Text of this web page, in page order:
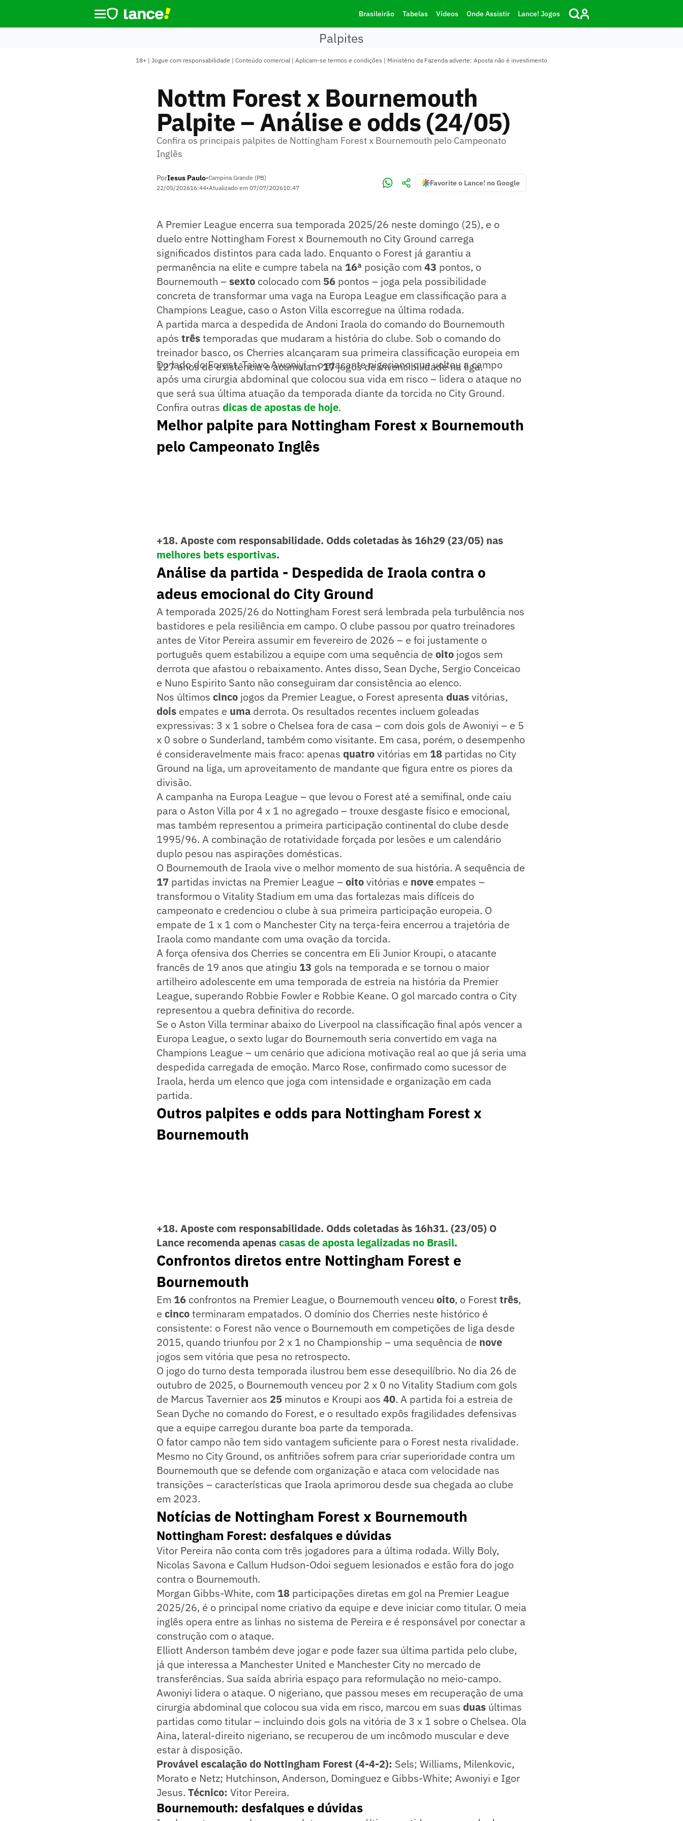
Brasileirão Tabelas Vídeos Onde Assistir Lance! Jogos
Palpites
18+ | Jogue com responsabilidade | Conteúdo comercial | Aplicam-se termos e condições | Ministério da Fazenda adverte: Aposta não é investimento
Nottm Forest x Bournemouth
Palpite – Análise e odds (24/05)
Confira os principais palpites de Nottingham Forest x Bournemouth pelo Campeonato
Inglês
PorIesus Paulo•Campina Grande (PB)
22/05/202616:44•Atualizado em 07/07/202610:47
Favorite o Lance! no Google
A Premier League encerra sua temporada 2025/26 neste domingo (25), e o
duelo entre Nottingham Forest x Bournemouth no City Ground carrega
significados distintos para cada lado. Enquanto o Forest já garantiu a
permanência na elite e cumpre tabela na 16ª posição com 43 pontos, o
Bournemouth – sexto colocado com 56 pontos – joga pela possibilidade
concreta de transformar uma vaga na Europa League em classificação para a
Champions League, caso o Aston Villa escorregue na última rodada.
A partida marca a despedida de Andoni Iraola do comando do Bournemouth
após trêstemporadas que mudaram a história do clube. Sob o comando do
treinador basco, os Cherries alcançaram sua primeira classificação europeia em
127 anos de existência e acumulam17jogos de invencibilidade na liga.
Do lado do Forest, Taiwo Awoniyi – o atacante nigeriano que voltou a campo
após uma cirurgia abdominal que colocou sua vida em risco – lidera o ataque no
que será sua última atuação da temporada diante da torcida no City Ground.
Confira outras dicas de apostas de hoje.
Melhor palpite para Nottingham Forest x Bournemouth
pelo Campeonato Inglês
+18. Aposte com responsabilidade. Odds coletadas às 16h29 (23/05) nas
melhores bets esportivas.
Análise da partida - Despedida de Iraola contra o
adeus emocional do City Ground
A temporada 2025/26 do Nottingham Forest será lembrada pela turbulência nos
bastidores e pela resiliência em campo. O clube passou por quatro treinadores
antes de Vitor Pereira assumir em fevereiro de 2026 – e foi justamente o
português quem estabilizou a equipe com uma sequência de oito jogos sem
derrota que afastou o rebaixamento. Antes disso, Sean Dyche, Sergio Conceicao
e Nuno Espirito Santo não conseguiram dar consistência ao elenco.
Nos últimos cinco jogos da Premier League, o Forest apresenta duasvitórias,
dois empates e uma derrota. Os resultados recentes incluem goleadas
expressivas: 3 x 1 sobre o Chelsea fora de casa – com dois gols de Awoniyi – e 5
x 0 sobre o Sunderland, também como visitante. Em casa, porém, o desempenho
é consideravelmente mais fraco: apenas quatrovitórias em 18 partidas no City
Ground na liga, um aproveitamento de mandante que figura entre os piores da
divisão.
A campanha na Europa League – que levou o Forest até a semifinal, onde caiu
para o Aston Villa por 4 x 1 no agregado – trouxe desgaste físico e emocional,
mas também representou a primeira participação continental do clube desde
1995/96. A combinação de rotatividade forçada por lesões e um calendário
duplo pesou nas aspirações domésticas.
O Bournemouth de Iraola vive o melhor momento de sua história. A sequência de
17 partidas invictas na Premier League – oitovitórias e nove empates –
transformou o Vitality Stadium em uma das fortalezas mais difíceis do
campeonato e credenciou o clube à sua primeira participação europeia. O
empate de 1 x 1 com o Manchester City na terça-feira encerrou a trajetória de
Iraola como mandante com uma ovação da torcida.
A força ofensiva dos Cherries se concentra em Eli Junior Kroupi, o atacante
francês de 19 anos que atingiu 13 gols na temporada e se tornou o maior
artilheiro adolescente em uma temporada de estreia na história da Premier
League, superando Robbie Fowler e Robbie Keane. O gol marcado contra o City
representou a quebra definitiva do recorde.
Se o Aston Villa terminar abaixo do Liverpool na classificação final após vencer a
Europa League, o sexto lugar do Bournemouth seria convertido em vaga na
Champions League – um cenário que adiciona motivação real ao que já seria uma
despedida carregada de emoção. Marco Rose, confirmado como sucessor de
Iraola, herda um elenco que joga com intensidade e organização em cada
partida.
Outros palpites e odds para Nottingham Forest x
Bournemouth
+18. Aposte com responsabilidade. Odds coletadas às 16h31. (23/05) O
Lance recomenda apenascasas de aposta legalizadas no Brasil.
Confrontos diretos entre Nottingham Forest e
Bournemouth
Em 16 confrontos na Premier League, o Bournemouth venceu oito, o Foresttrês,
e cincoterminaram empatados. O domínio dos Cherries neste histórico é
consistente: o Forest não vence o Bournemouth em competições de liga desde
2015, quando triunfou por 2 x 1 no Championship – uma sequência de nove
jogos sem vitória que pesa no retrospecto.
O jogo do turno desta temporada ilustrou bem esse desequilíbrio. No dia 26 de
outubro de 2025, o Bournemouth venceu por 2 x 0 no Vitality Stadium com gols
de Marcus Tavernier aos 25 minutos e Kroupi aos 40. A partida foi a estreia de
Sean Dyche no comando do Forest, e o resultado expôs fragilidades defensivas
que a equipe carregou durante boa parte da temporada.
O fator campo não tem sido vantagem suficiente para o Forest nesta rivalidade.
Mesmo no City Ground, os anfitriões sofrem para criar superioridade contra um
Bournemouth que se defende com organização e ataca com velocidade nas
transições – características que Iraola aprimorou desde sua chegada ao clube
em 2023.
Notícias de Nottingham Forest x Bournemouth
Nottingham Forest: desfalques e dúvidas
Vitor Pereira não conta com três jogadores para a última rodada. Willy Boly,
Nicolas Savona e Callum Hudson-Odoi seguem lesionados e estão fora do jogo
contra o Bournemouth.
Morgan Gibbs-White, com 18 participações diretas em gol na Premier League
2025/26, é o principal nome criativo da equipe e deve iniciar como titular. O meia
inglês opera entre as linhas no sistema de Pereira e é responsável por conectar a
construção com o ataque.
Elliott Anderson também deve jogar e pode fazer sua última partida pelo clube,
já que interessa a Manchester United e Manchester City no mercado de
transferências. Sua saída abriria espaço para reformulação no meio-campo.
Awoniyi lidera o ataque. O nigeriano, que passou meses em recuperação de uma
cirurgia abdominal que colocou sua vida em risco, marcou em suas duas últimas
partidas como titular – incluindo dois gols na vitória de 3 x 1 sobre o Chelsea. Ola
Aina, lateral-direito nigeriano, se recuperou de um incômodo muscular e deve
estar à disposição.
Provável escalação do Nottingham Forest (4-4-2): Sels; Williams, Milenkovic,
Morato e Netz; Hutchinson, Anderson, Dominguez e Gibbs-White; Awoniyi e Igor
Jesus. Técnico: Vitor Pereira.
Bournemouth: desfalques e dúvidas